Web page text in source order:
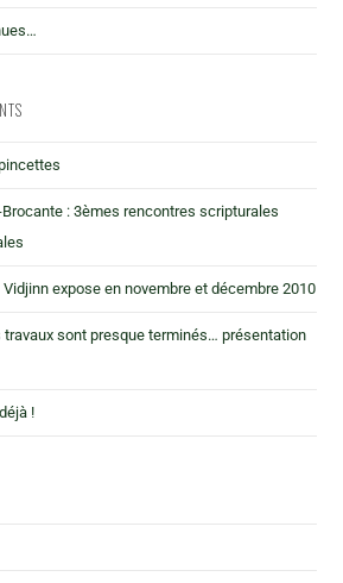
Brocante : 3èmes rencontres scripturales
Vidjinn expose en novembre et décembre 2010
travaux sont presque terminés… présentation
!